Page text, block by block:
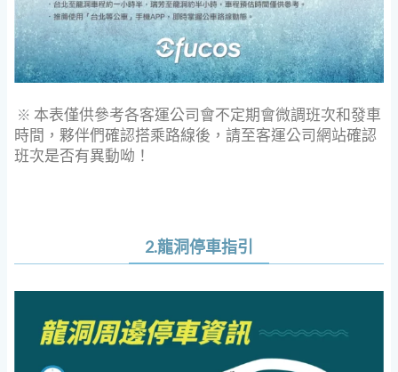
※ 本表僅供參考各客運公司會不定期會微調班次和發車
時間， 夥伴們確認搭乘路線後，請至客運公司網站確認
班次是否有異動呦！
2.龍洞停車指引